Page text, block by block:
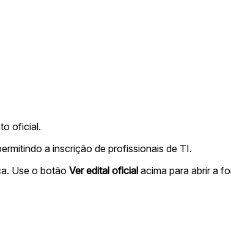
oficial.
a inscrição de profissionais de TI.
Use o botão Ver edital oficial acima para abrir a